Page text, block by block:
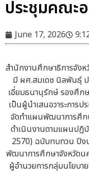
ประชุมคณะ
June 17, 2026
สำนักงานศึกษาธิการจังห
มี ผศ.สมเดช นิลพันธุ์ ป
เอี่ยมธนานุรักษ์ รองศึกษ
เป็นผู้นำเสนอวาระการ
จัดทำแผนพัฒนาการศึก
ดำเนินงานตามแผนปฏิ
2570) ฉบับทบทวน ปีง
พัฒนาการศึกษาจังหวัดน
ผู้อำนวยการกลุ่มนโยบา